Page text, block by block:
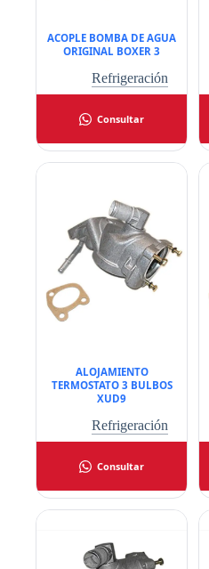
ACOPLE BOMBA DE AGUA
ORIGINAL BOXER 3
Refrigeración
Consultar
ALOJAMIENTO
TERMOSTATO 3 BULBOS
XUD9
Refrigeración
Consultar